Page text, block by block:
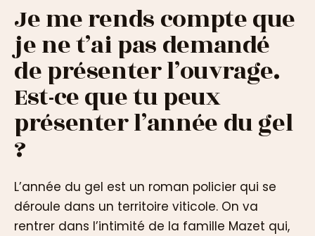
Je me rends compte que
je ne t’ai pas demandé
de présenter l’ouvrage.
Est-ce que tu peux
présenter l’année du gel
?
L’année du gel est un roman policier qui se
déroule dans un territoire viticole. On va
rentrer dans l’intimité de la famille Mazet qui,